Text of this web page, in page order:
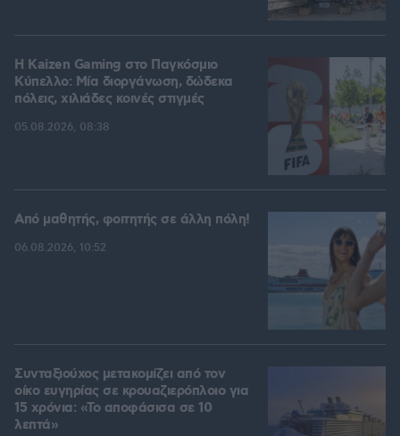
H Kaizen Gaming στο Παγκόσμιο
Kύπελλο: Μία διοργάνωση, δώδεκα
πόλεις, χιλιάδες κοινές στιγμές
05.08.2026, 08:38
Από μαθητής, φοιτητής σε άλλη πόλη!
06.08.2026, 10:52
Συνταξιούχος μετακομίζει από τον
οίκο ευγηρίας σε κρουαζιερόπλοιο για
15 χρόνια: «Το αποφάσισα σε 10
λεπτά»